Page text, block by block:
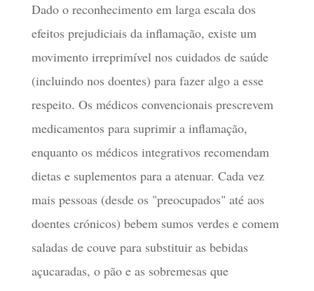
Dado o reconhecimento em larga escala dos
efeitos prejudiciais da inflamação, existe um
movimento irreprimível nos cuidados de saúde
(incluindo nos doentes) para fazer algo a esse
respeito. Os médicos convencionais prescrevem
medicamentos para suprimir a inflamação,
enquanto os médicos integrativos recomendam
dietas e suplementos para a atenuar. Cada vez
mais pessoas (desde os "preocupados" até aos
doentes crónicos) bebem sumos verdes e comem
saladas de couve para substituir as bebidas
açucaradas, o pão e as sobremesas que